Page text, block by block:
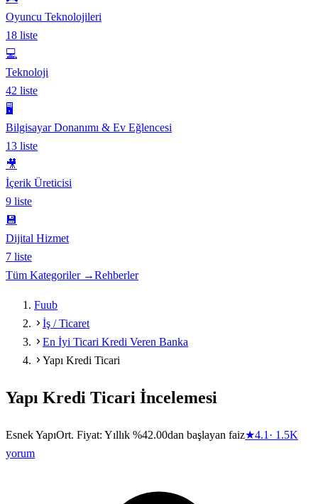
Oyuncu Teknolojileri
18 liste
💻
Teknoloji
42 liste
🖥️
Bilgisayar Donanımı & Ev Eğlencesi
13 liste
🎥
İçerik Üreticisi
9 liste
💾
Dijital Hizmet
7 liste
Tüm Kategoriler →Rehberler
Fuub
İş / Ticaret
En İyi Ticari Kredi Veren Banka
Yapı Kredi Ticari
Yapı Kredi Ticari İncelemesi
Esnek YapıOrt. Fiyat: Yıllık %42.00dan başlayan faiz★4.1 · 1.5K
yorum